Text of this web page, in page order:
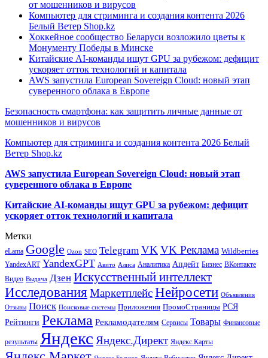
от мошенников и вирусов
Компьютер для стриминга и создания контента 2026
Белый Ветер Shop.kz
Хоккейное сообщество Беларуси возложило цветы к
Монументу Победы в Минске
Китайские AI-команды ищут GPU за рубежом: дефицит
ускоряет отток технологий и капитала
AWS запустила European Sovereign Cloud: новый этап
суверенного облака в Европе
Безопасность смартфона: как защитить личные данные от
мошенников и вирусов
Компьютер для стриминга и создания контента 2026 Белый
Ветер Shop.kz
AWS запустила European Sovereign Cloud: новый этап
суверенного облака в Европе
Китайские AI-команды ищут GPU за рубежом: дефицит
ускоряет отток технологий и капитала
Метки
eLama Google Ozon SEO Telegram VK VK Реклама Wildberries
YandexART YandexGPT Авито Алиса Аналитика Апдейт Бизнес ВКонтакте
Видео Выдача Дзен Искусственный интеллект
Исследования МаркетплейсНейросети Объявления
Отзывы Поиск Поисковые системы Приложения ПромоСтраницы РСЯ
Рейтинги Реклама Рекламодателям Сервисы Товары Финансовые
результаты Яндекс Яндекс.Директ Яндекс.Карты